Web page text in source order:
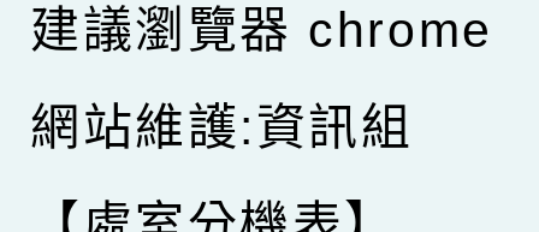
建議瀏覽器 chrome
網站維護:資訊組